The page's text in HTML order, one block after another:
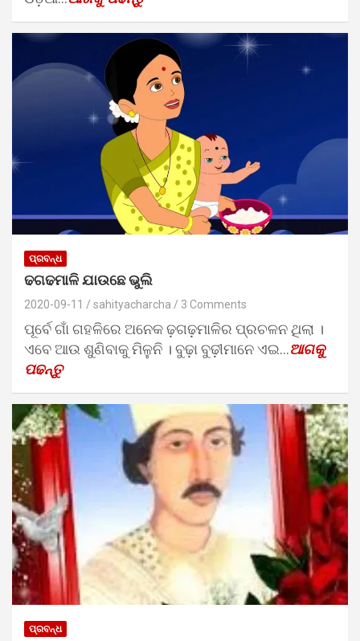
ପ୍ରବନ୍ଧ
ଢଗଢମାଳି ଯାଉଛେ ଭୁଲି
2020-09-11 sahityacharcha 3 Comments
ପୂର୍ବେ ଗାଁ ଗହଳିରେ ଅନେକ ଢ଼ଗଢ଼ମାଳିର ପ୍ରଚଳନ ଥିଲା ।
ଏବେ ଆଉ ଶୁଣିବାକୁ ମିଳୁନି । ବୁଢ଼ା ବୁଢ଼ୀମାନେ ଏଇ…ଆଗକୁ
ପଢନ୍ତୁ
ପ୍ରବନ୍ଧ